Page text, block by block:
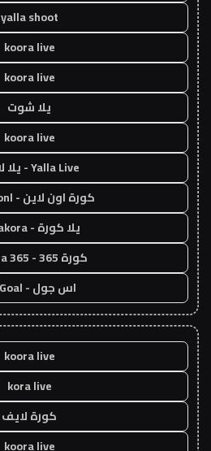
yalla shoot
koora live
koora live
يلا شوت
koora live
Yalla Live - يلا لايف
كورة اون لاين - koora onl
يلا كورة - yallakora
كورة 365 - kooora 365
اس جول - AS Goal
koora live
kora live
كورة لايف
koora live